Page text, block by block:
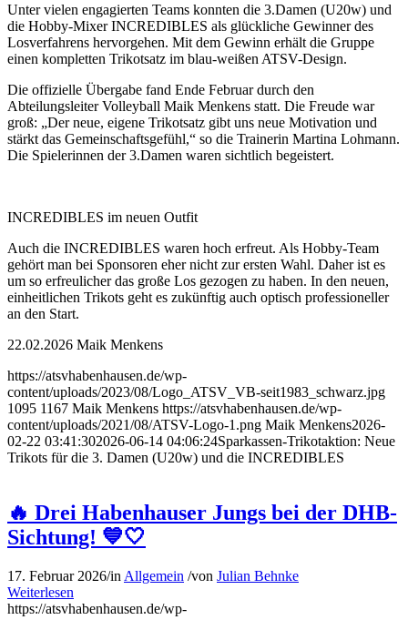
Unter vielen engagierten Teams konnten die 3.Damen (U20w) und
die Hobby-Mixer INCREDIBLES als glückliche Gewinner des
Losverfahrens hervorgehen. Mit dem Gewinn erhält die Gruppe
einen kompletten Trikotsatz im blau-weißen ATSV-Design.
Die offizielle Übergabe fand Ende Februar durch den
Abteilungsleiter Volleyball Maik Menkens statt. Die Freude war
groß: „Der neue, eigene Trikotsatz gibt uns neue Motivation und
stärkt das Gemeinschaftsgefühl,“ so die Trainerin Martina Lohmann.
Die Spielerinnen der 3.Damen waren sichtlich begeistert.
INCREDIBLES im neuen Outfit
Auch die INCREDIBLES waren hoch erfreut. Als Hobby-Team
gehört man bei Sponsoren eher nicht zur ersten Wahl. Daher ist es
um so erfreulicher das große Los gezogen zu haben. In den neuen,
einheitlichen Trikots geht es zukünftig auch optisch professioneller
an den Start.
22.02.2026 Maik Menkens
https://atsvhabenhausen.de/wp-
content/uploads/2023/08/Logo_ATSV_VB-seit1983_schwarz.jpg
1095 1167 Maik Menkens https://atsvhabenhausen.de/wp-
content/uploads/2021/08/ATSV-Logo-1.png Maik Menkens2026-
02-22 03:41:302026-06-14 04:06:24Sparkassen-Trikotaktion: Neue
Trikots für die 3. Damen (U20w) und die INCREDIBLES
🔥 Drei Habenhauser Jungs bei der DHB-
Sichtung! 💙🤍
17. Februar 2026/in Allgemein /von Julian Behnke
Weiterlesen
https://atsvhabenhausen.de/wp-